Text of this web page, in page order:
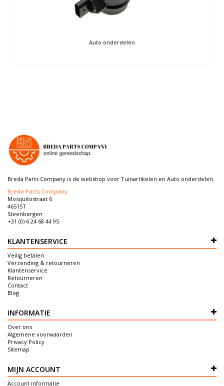
Auto onderdelen
Breda Parts Company is de webshop voor Tuinartikelen en Auto onderdelen.
Breda Parts Company
Mosquitostraat 6
4651ST
Steenbergen
+31 (0) 6 24 68 44 95
KLANTENSERVICE
Veilig betalen
Verzending & retourneren
Klantenservice
Retourneren
Contact
Blog
INFORMATIE
Over ons
Algemene voorwaarden
Privacy Policy
Sitemap
MIJN ACCOUNT
Account informatie